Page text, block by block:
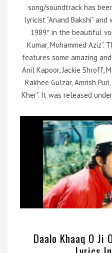
song/soundtrack has
lyricist “Anand Bakshi”
1989″ in the beautiful
Kumar, Mohammed Aziz”.
features some amazing
Anil Kapoor, Jackie Shroff,
Rakhee Gulzar, Amrish
Kher”. It was released
Daalo Khaaq O Ji